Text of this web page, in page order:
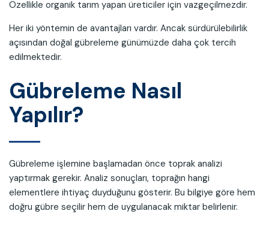
Özellikle organik tarım yapan üreticiler için vazgeçilmezdir.
Her iki yöntemin de avantajları vardır. Ancak sürdürülebilirlik
açısından doğal gübreleme günümüzde daha çok tercih
edilmektedir.
Gübreleme Nasıl
Yapılır?
Gübreleme işlemine başlamadan önce toprak analizi
yaptırmak gerekir. Analiz sonuçları, toprağın hangi
elementlere ihtiyaç duyduğunu gösterir. Bu bilgiye göre hem
doğru gübre seçilir hem de uygulanacak miktar belirlenir.